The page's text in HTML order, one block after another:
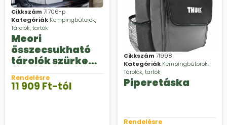
Cikkszám71706-p
Kategóriák Kempingbútorok,
Tárolók, tartók
Meori
összecsukható
tárolók szürke
színben
Rendelésre
11 909 Ft-tól
Cikkszám71998
Kategóriák Kempingbútorok,
Tárolók, tartók
Piperetáska
Rendelésre